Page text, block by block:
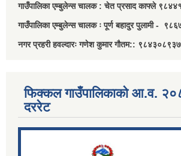
गाउँपालिका एम्बुलेन्स चालक : चेत प्रसाद काफ्ले
गाउँपालिका एम्बुलेन्स चालक ः पूर्ण बहादुर पुलामी -
नगर प्रहरी हवल्दारः गणेश कुमार गौतम::
फिक्कल गाउँपालिकाको आ.व.
दररेट